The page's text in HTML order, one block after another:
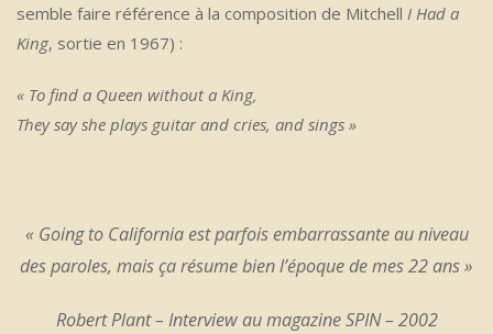
semble faire référence à la composition de Mitchell I Had a
King, sortie en 1967) :
« To find a Queen without a King,
They say she plays guitar and cries, and sings »
« Going to Californiaest parfois embarrassante au niveau
des paroles, mais ça résume bien l’époque de mes 22 ans »
Robert Plant – Interview au magazine SPIN – 2002